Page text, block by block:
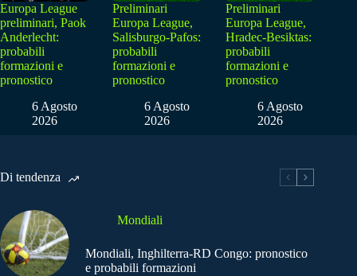
Europa League
preliminari, Paok
Anderlecht:
probabili
formazioni e
pronostico
6 Agosto
2026
Preliminari
Europa League,
Salisburgo-Pafos:
probabili
formazioni e
pronostico
6 Agosto
2026
Preliminari
Europa League,
Hradec-Besiktas:
probabili
formazioni e
pronostico
6 Agosto
2026
Di tendenza
Mondiali
Mondiali, Inghilterra-RD Congo: pronostico
e probabili formazioni